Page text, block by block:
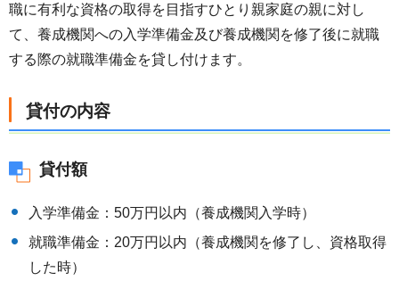
職に有利な資格の取得を目指すひとり親家庭の親に対し
て、養成機関への入学準備金及び養成機関を修了後に就職
する際の就職準備金を貸し付けます。
貸付の内容
貸付額
入学準備金：50万円以内（養成機関入学時）
就職準備金：20万円以内（養成機関を修了し、資格取得
した時）